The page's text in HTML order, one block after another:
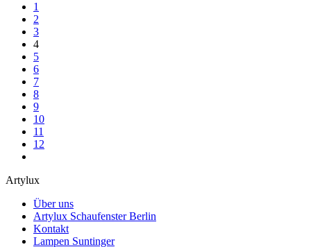
1
2
3
4
5
6
7
8
9
10
11
12
Artylux
Über uns
Artylux Schaufenster Berlin
Kontakt
Lampen Suntinger